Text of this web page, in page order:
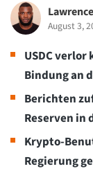
August 3,
USDC verlor
Bindung an
Berichten
Reserven in
Krypto-
Regierung